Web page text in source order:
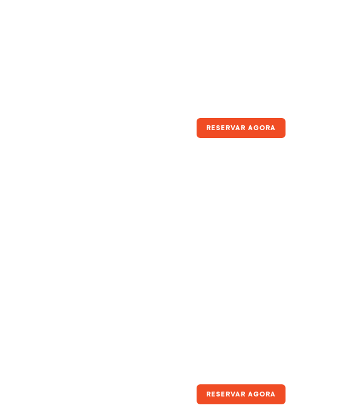
RESERVAR AGORA
RESERVAR AGORA